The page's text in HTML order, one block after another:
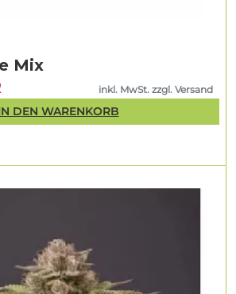
Mix
inkl. MwSt. zzgl. Versand
DEN WARENKORB